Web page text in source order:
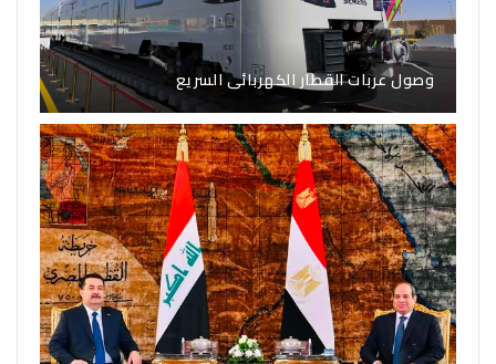
وصول عربات القطار الكهربائى السريع